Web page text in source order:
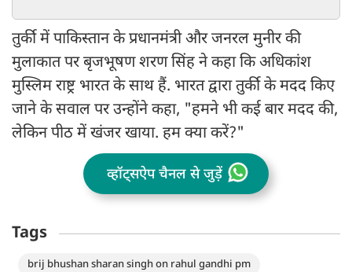
तुर्की में पाकिस्तान के प्रधानमंत्री और जनरल मुनीर की
मुलाकात पर बृजभूषण शरण सिंह ने कहा कि अधिकांश
मुस्लिम राष्ट्र भारत के साथ हैं. भारत द्वारा तुर्की के मदद किए
जाने के सवाल पर उन्होंने कहा, "हमने भी कई बार मदद की,
लेकिन पीठ में खंजर खाया. हम क्या करें?"
व्हॉट्सऐप चैनल से जुड़ें
Tags
brij bhushan sharan singh on rahul gandhi pm